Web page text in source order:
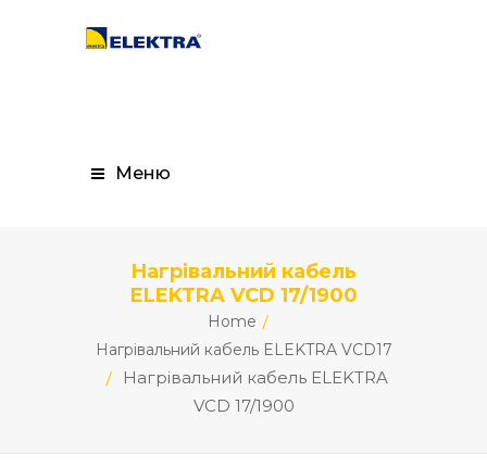
Меню
Нагрівальний кабель
ELEKTRA VCD 17/1900
Home
Нагрівальний кабель ELEKTRA VCD17
Нагрівальний кабель ELEKTRA
VCD 17/1900